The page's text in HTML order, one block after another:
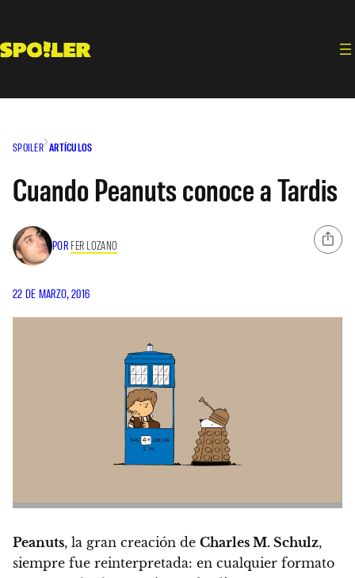
contenido
SPOILER ARTÍCULOS
Cuando Peanuts conoce a Tardis
POR FER LOZANO
22 DE MARZO, 2016
Peanuts, la gran creación de Charles M. Schulz,
siempre fue reinterpretada: en cualquier formato